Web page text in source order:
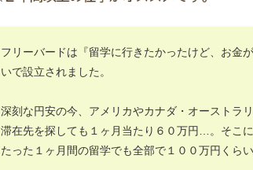
フリーバードは『留学に行きたかったけど、お金
いで設立されました。
深刻な円安の今、アメリカやカナダ・オーストラ
滞在先を探しても１ヶ月当たり６０万円…。そこ
たった１ヶ月間の留学でも全部で１００万円くら